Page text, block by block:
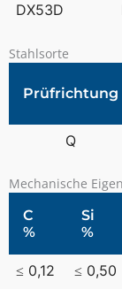
DX53D
Stahlsorte
Prüfrichtung
Q
Mechanische
C
%
Si
%
≤ 0,12 ≤ 0,50